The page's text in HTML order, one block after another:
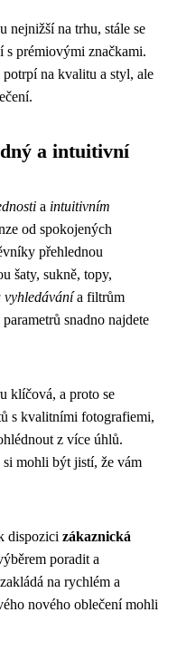
nejnižší na trhu, stále se
s prémiovými značkami.
potrpí na kvalitu a styl, ale
a intuitivní
a intuitivním
od spokojených
přehlednou
šaty, sukně, topy,
vyhledávánía filtrům
snadno najdete
klíčová, a proto se
s kvalitními fotografiemi,
z více úhlů.
mohli být jistí, že vám
dispozici zákaznická
poradit a
na rychlém a
nového oblečení mohli